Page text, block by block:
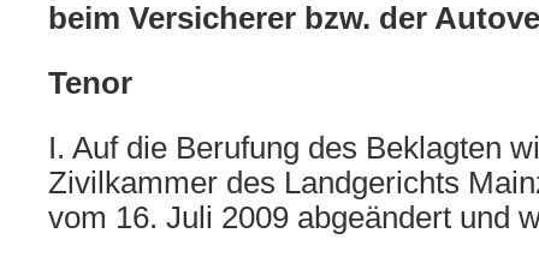
beim Versicherer bzw. der
Tenor
I. Auf die Berufung des Beklagten
Zivilkammer des Landgerichts
vom 16. Juli 2009 abgeändert und